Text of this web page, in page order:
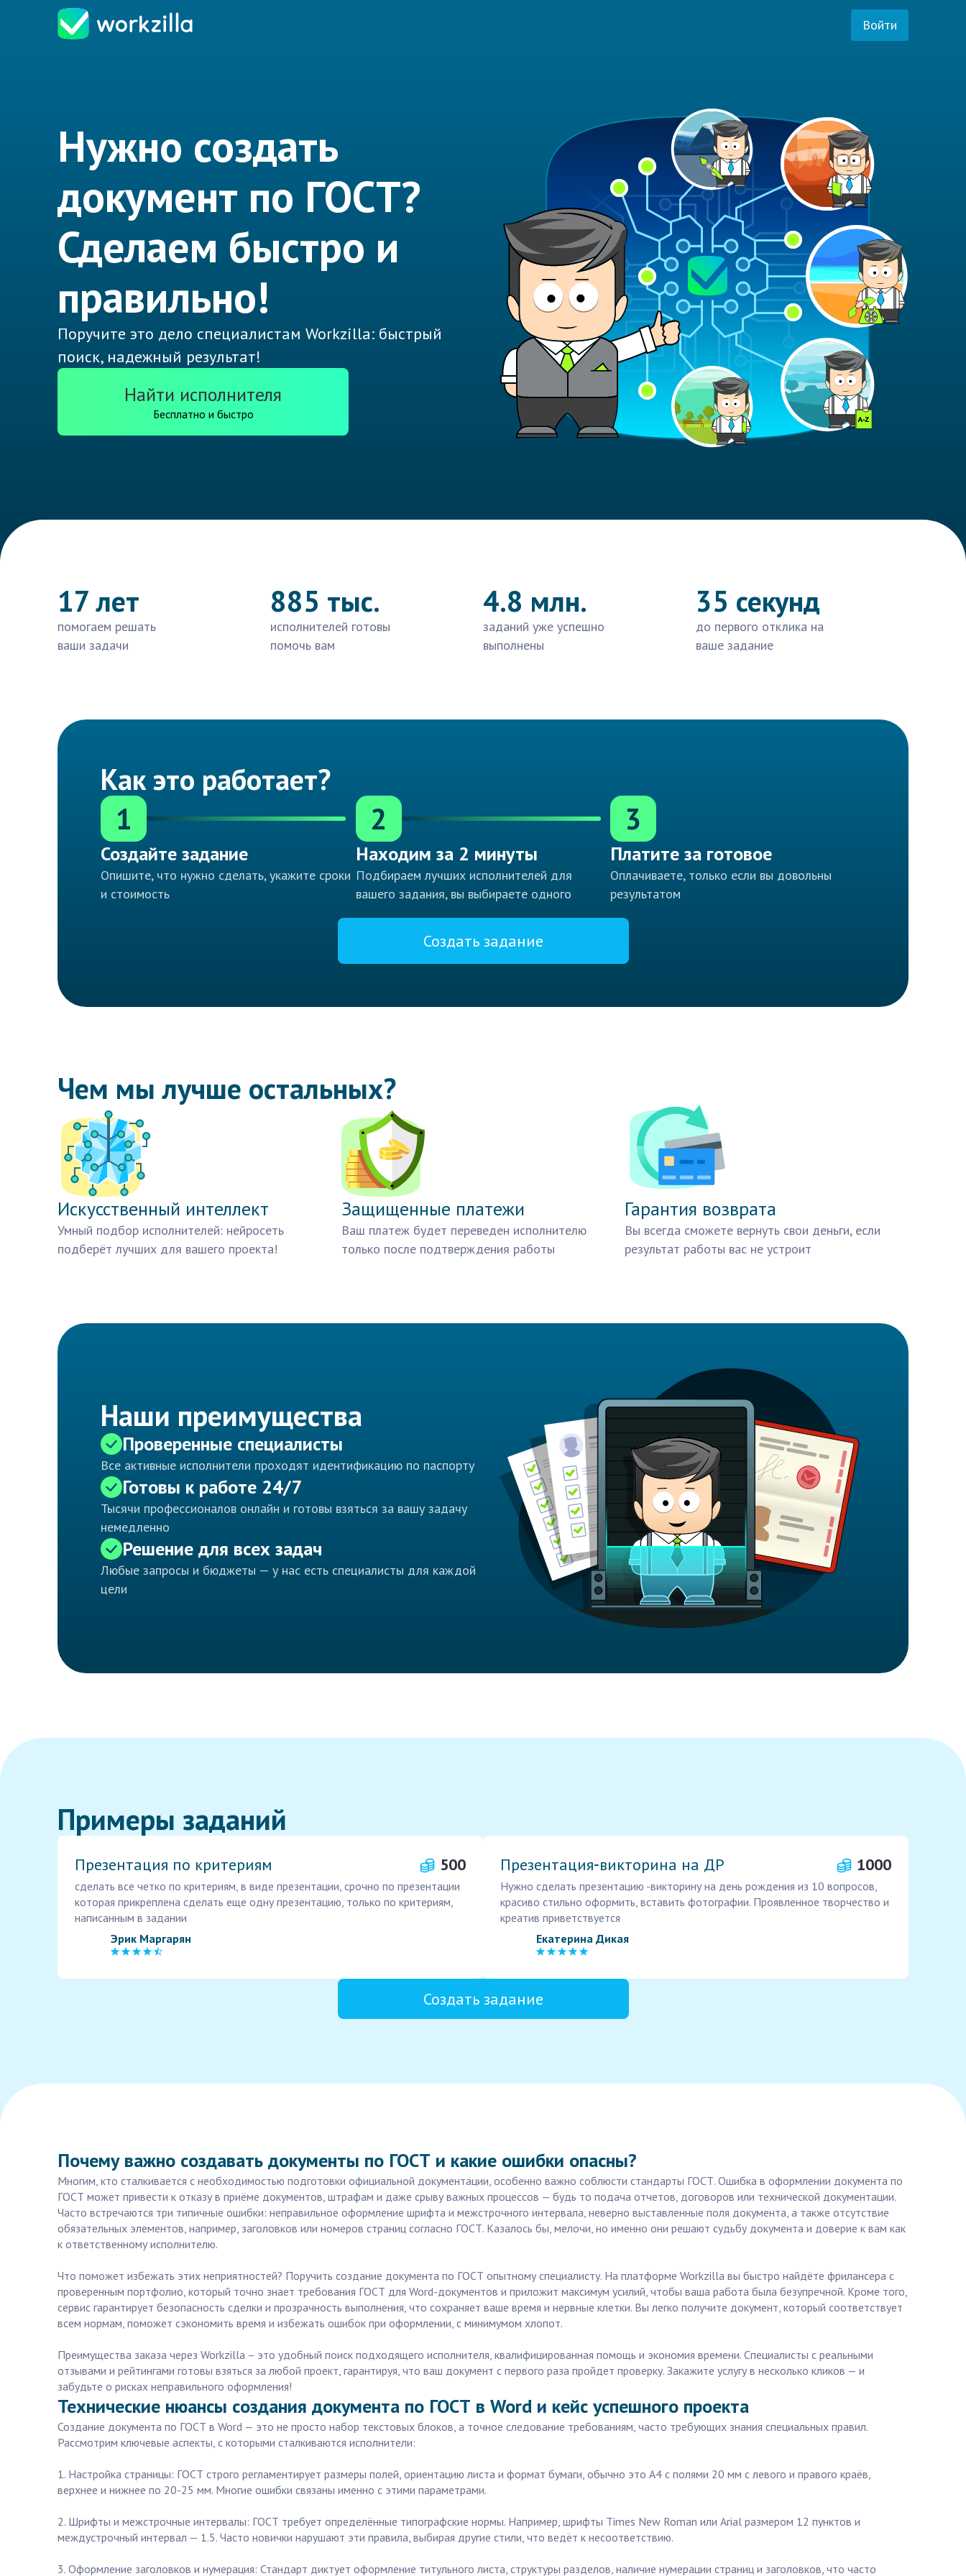
Войти
Нужно создать
документ по ГОСТ?
Сделаем быстро и
правильно!
Поручите это дело специалистам Workzilla: быстрый
поиск, надежный результат!
Найти исполнителя
Бесплатно и быстро
17 лет
помогаем решать
ваши задачи
885 тыс.
исполнителей готовы
помочь вам
4.8 млн.
заданий уже успешно
выполнены
35 секунд
до первого отклика на
ваше задание
Как это работает?
1
Создайте задание
Опишите, что нужно сделать, укажите сроки
и стоимость
2
Находим за 2 минуты
Подбираем лучших исполнителей для
вашего задания, вы выбираете одного
3
Платите за готовое
Оплачиваете, только если вы довольны
результатом
Создать задание
Чем мы лучше остальных?
Искусственный интеллект
Умный подбор исполнителей: нейросеть
подберёт лучших для вашего проекта!
Защищенные платежи
Ваш платеж будет переведен исполнителю
только после подтверждения работы
Гарантия возврата
Вы всегда сможете вернуть свои деньги, если
результат работы вас не устроит
Наши преимущества
Проверенные специалисты
Все активные исполнители проходят идентификацию по паспорту
Готовы к работе 24/7
Тысячи профессионалов онлайн и готовы взяться за вашу задачу
немедленно
Решение для всех задач
Любые запросы и бюджеты — у нас есть специалисты для каждой
цели
Примеры заданий
Презентация по критериям 500
сделать все четко по критериям, в виде презентации, срочно по презентации
которая прикреплена сделать еще одну презентацию, только по критериям,
написанным в задании
Эрик Маргарян
Презентация‑викторина на ДР 1000
Нужно сделать презентацию -викторину на день рождения из 10 вопросов,
красиво стильно оформить, вставить фотографии. Проявленное творчество и
креатив приветствуется
Екатерина Дикая
Создать задание
Почему важно создавать документы по ГОСТ и какие ошибки опасны?
Многим, кто сталкивается с необходимостью подготовки официальной документации, особенно важно соблюсти стандарты ГОСТ. Ошибка в оформлении документа по
ГОСТ может привести к отказу в приёме документов, штрафам и даже срыву важных процессов — будь то подача отчетов, договоров или технической документации.
Часто встречаются три типичные ошибки: неправильное оформление шрифта и межстрочного интервала, неверно выставленные поля документа, а также отсутствие
обязательных элементов, например, заголовков или номеров страниц согласно ГОСТ. Казалось бы, мелочи, но именно они решают судьбу документа и доверие к вам как
к ответственному исполнителю.
Что поможет избежать этих неприятностей? Поручить создание документа по ГОСТ опытному специалисту. На платформе Workzilla вы быстро найдёте фрилансера с
проверенным портфолио, который точно знает требования ГОСТ для Word-документов и приложит максимум усилий, чтобы ваша работа была безупречной. Кроме того,
сервис гарантирует безопасность сделки и прозрачность выполнения, что сохраняет ваше время и нервные клетки. Вы легко получите документ, который соответствует
всем нормам, поможет сэкономить время и избежать ошибок при оформлении, с минимумом хлопот.
Преимущества заказа через Workzilla – это удобный поиск подходящего исполнителя, квалифицированная помощь и экономия времени. Специалисты с реальными
отзывами и рейтингами готовы взяться за любой проект, гарантируя, что ваш документ с первого раза пройдет проверку. Закажите услугу в несколько кликов — и
забудьте о рисках неправильного оформления!
Технические нюансы создания документа по ГОСТ в Word и кейс успешного проекта
Создание документа по ГОСТ в Word — это не просто набор текстовых блоков, а точное следование требованиям, часто требующих знания специальных правил.
Рассмотрим ключевые аспекты, с которыми сталкиваются исполнители:
1. Настройка страницы: ГОСТ строго регламентирует размеры полей, ориентацию листа и формат бумаги, обычно это А4 с полями 20 мм с левого и правого краёв,
верхнее и нижнее по 20-25 мм. Многие ошибки связаны именно с этими параметрами.
2. Шрифты и межстрочные интервалы: ГОСТ требует определённые типографские нормы. Например, шрифты Times New Roman или Arial размером 12 пунктов и
междустрочный интервал — 1.5. Часто новички нарушают эти правила, выбирая другие стили, что ведёт к несоответствию.
3. Оформление заголовков и нумерация: Стандарт диктует оформление титульного листа, структуры разделов, наличие нумерации страниц и заголовков, что часто